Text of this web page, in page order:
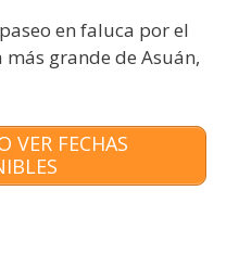
en faluca por el
grande de Asuán,
VER FECHAS